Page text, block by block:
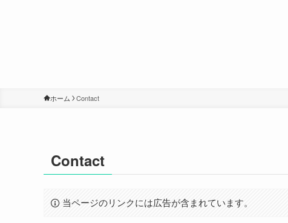
ホーム Contact
Contact
当ページのリンクには広告が含まれています。